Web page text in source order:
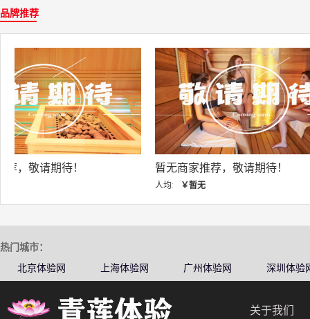
品牌推荐
暂无商家推荐，敬请期待！ 暂无商家推荐，
热门城市：
北京体验网
上海体验网 广州体验网 深圳体验
关于我们